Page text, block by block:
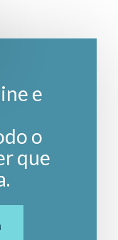
e
o
que